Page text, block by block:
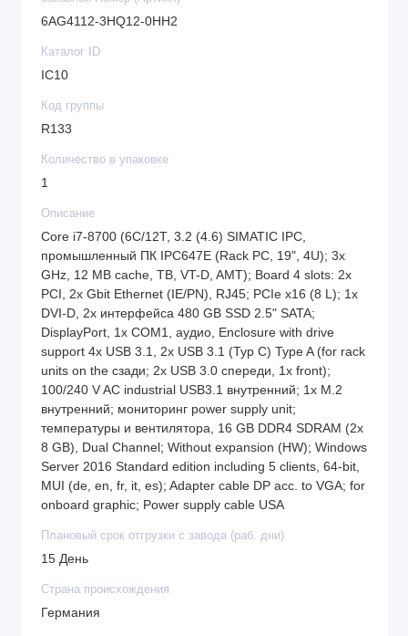
6AG4112-3HQ12-0HH2
Каталог ID
IC10
Код группы
R133
Количество в упаковке
1
Описание
Core i7-8700 (6C/12T, 3.2 (4.6) SIMATIC IPC,
промышленный ПК IPC647E (Rack PC, 19", 4U); 3x
GHz, 12 MB cache, TB, VT-D, AMT); Board 4 slots: 2x
PCI, 2x Gbit Ethernet (IE/PN), RJ45; PCIe x16 (8 L); 1x
DVI-D, 2x интерфейса 480 GB SSD 2.5" SATA;
DisplayPort, 1x COM1, аудио, Enclosure with drive
support 4x USB 3.1, 2x USB 3.1 (Typ C) Type A (for rack
units on the сзади; 2x USB 3.0 спереди, 1x front);
100/240 V AC industrial USB3.1 внутренний; 1x M.2
внутренний; мониторинг power supply unit;
температуры и вентилятора, 16 GB DDR4 SDRAM (2x
8 GB), Dual Channel; Without expansion (HW); Windows
Server 2016 Standard edition including 5 clients, 64-bit,
MUI (de, en, fr, it, es); Adapter cable DP acc. to VGA; for
onboard graphic; Power supply cable USA
Плановый срок отгрузки с завода (раб. дни)
15 День
Страна происхождения
Германия